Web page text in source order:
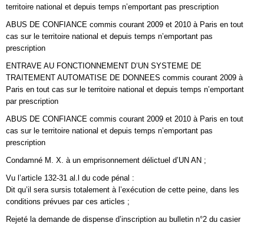
territoire national et depuis temps n’emportant pas prescription
ABUS DE CONFIANCE commis courant 2009 et 2010 à Paris en tout
cas sur le territoire national et depuis temps n’emportant pas
prescription
ENTRAVE AU FONCTIONNEMENT D’UN SYSTEME DE
TRAITEMENT AUTOMATISE DE DONNEES commis courant 2009 à
Paris en tout cas sur le territoire national et depuis temps n’emportant
par prescription
ABUS DE CONFIANCE commis courant 2009 et 2010 à Paris en tout
cas sur le territoire national et depuis temps n’emportant pas
prescription
Condamné M. X. à un emprisonnement délictuel d’UN AN ;
Vu l’article 132-31 al.l du code pénal :
Dit qu’il sera sursis totalement à l’exécution de cette peine, dans les
conditions prévues par ces articles ;
Rejeté la demande de dispense d’inscription au bulletin n°2 du casier